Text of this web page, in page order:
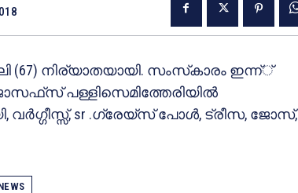
നിര്യാതയായി. സംസ്‌കാരം ഇന്ന്്
പള്ളിസെമിത്തേരിയില്‍
sr .ഗ്രേയ്‌സ് പോള്‍, ട്രീസ, ജോസ്,